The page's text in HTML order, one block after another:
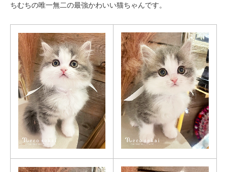
ちむちの唯一無二の最強かわいい猫ちゃんです。